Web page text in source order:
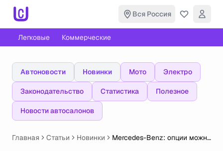
Вся Россия
Легковые Коммерческие
Автоновости Новинки Мото Электро
Законодательство Статистика Полезное
Новости автосалонов
Главная Статьи Новинки
Mercedes-Benz: опции можно